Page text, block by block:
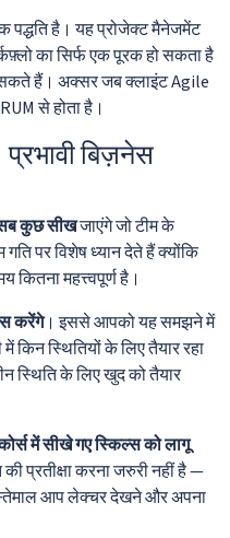
पद्धति है। यह प्रोजेक्ट मैनेजमेंट
का सिर्फ एक पूरक हो सकता है
हैं। अक्सर जब क्लाइंट Agile
से होता है।
बिज़नेस
कुछ सीखजाएंगे जो टीम के
पर विशेष ध्यान देते हैं क्योंकि
महत्त्वपूर्ण है।
करेंगे। इससे आपको यह समझने में
किन स्थितियों के लिए तैयार रहा
स्थिति के लिए खुद को तैयार
में सीखे गए स्किल्स को लागू
की प्रतीक्षा करना जरुरी नहीं है —
आप लेक्चर देखने और अपना